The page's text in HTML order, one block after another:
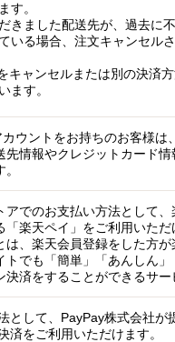
す。
きました配送先が、過去に
いる場合、注文キャンセル
キャンセルまたは別の決済
ます。
ウントをお持ちのお客様は
先情報やクレジットカード情
アでのお支払い方法として、
「楽天ペイ」をご利用いただ
は、楽天会員登録をした方が
トでも「簡単」「あんしん」
決済をすることができるサー
として、PayPay株式会社が
済をご利用いただけます。